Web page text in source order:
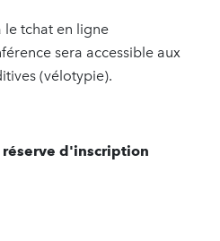
le tchat en ligne
sera accessible aux
(vélotypie).
d'inscription